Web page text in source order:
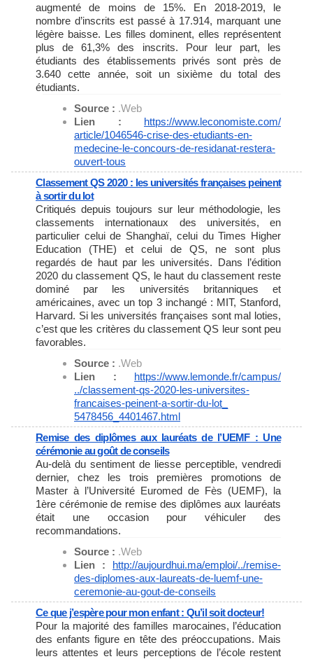
augmenté de moins de 15%. En 2018-2019, le
nombre d’inscrits est passé à 17.914, marquant une
légère baisse. Les filles dominent, elles représentent
plus de 61,3% des inscrits. Pour leur part, les
étudiants des établissements privés sont près de
3.640 cette année, soit un sixième du total des
étudiants.
Source : .Web
Lien : https://www.leconomiste.com/
article/1046546-crise-des-etudiants-en-
medecine-le-concours-de-residanat-restera-
ouvert-tous
Classement QS 2020 : les universités françaises peinent
à sortir du lot
Critiqués depuis toujours sur leur méthodologie, les
classements internationaux des universités, en
particulier celui de Shanghaï, celui du Times Higher
Education (THE) et celui de QS, ne sont plus
regardés de haut par les universités. Dans l’édition
2020 du classement QS, le haut du classement reste
dominé par les universités britanniques et
américaines, avec un top 3 inchangé : MIT, Stanford,
Harvard. Si les universités françaises sont mal loties,
c’est que les critères du classement QS leur sont peu
favorables.
Source : .Web
Lien : https://www.lemonde.fr/campus/
../classement-qs-2020-les-universites-
francaises-peinent-a-sortir-du-lot_
5478456_4401467.html
Remise des diplômes aux lauréats de l’UEMF : Une
cérémonie au goût de conseils
Au-delà du sentiment de liesse perceptible, vendredi
dernier, chez les trois premières promotions de
Master à l’Université Euromed de Fès (UEMF), la
1ère cérémonie de remise des diplômes aux lauréats
était une occasion pour véhiculer des
recommandations.
Source : .Web
Lien : http://aujourdhui.ma/emploi/../remise-
des-diplomes-aux-laureats-de-luemf-une-
ceremonie-au-gout-de-conseils
Ce que j’espère pour mon enfant : Qu’il soit docteur!
Pour la majorité des familles marocaines, l’éducation
des enfants figure en tête des préoccupations. Mais
leurs attentes et leurs perceptions de l’école restent